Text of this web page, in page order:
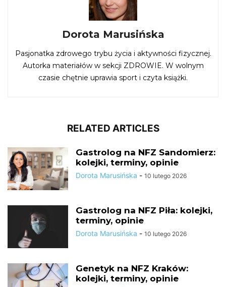
Dorota Marusińska
Pasjonatka zdrowego trybu życia i aktywności fizycznej.
Autorka materiałów w sekcji ZDROWIE. W wolnym
czasie chętnie uprawia sport i czyta książki.
RELATED ARTICLES
Gastrolog na NFZ Sandomierz:
kolejki, terminy, opinie
Dorota Marusińska - 10 lutego 2026
Gastrolog na NFZ Piła: kolejki,
terminy, opinie
Dorota Marusińska - 10 lutego 2026
Genetyk na NFZ Kraków:
kolejki, terminy, opinie